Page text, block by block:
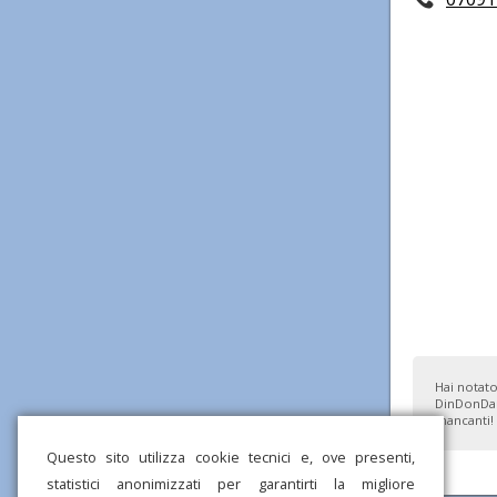
Questo sito utilizza cookie tecnici e, ove presenti,
statistici anonimizzati per garantirti la migliore
Hai
mancanti!